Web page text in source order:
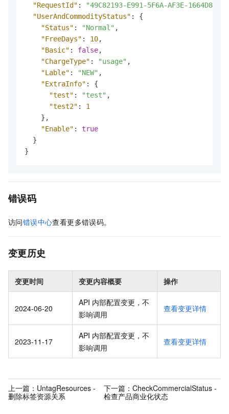
"RequestId" :
"49C82193-E991-5F6A-AF3E-
"UserAndCommodityStatus" :
{
"Status" : "Normal" ,
"FreeDays" : 10,
"Basic" : false,
"ChargeType" : "usage" ,
"Lable" : "NEW" ,
"ExtraInfo" :
{
"test" : "test" ,
"test2" :
1
} ,
"Enable" :
true
}
}
错误码
访问错误中心查看更多错误码。
变更历史
变更时间 变更内容概要 操作
2024-06-20
API 内部配置变更，不
影响调用
查看变更详情
2023-11-17
API 内部配置变更，不
影响调用
查看变更详情
上一篇： UntagResources -
删除标签资源关系
下一篇：CheckCommercialStatus -
检查产品商业化状态